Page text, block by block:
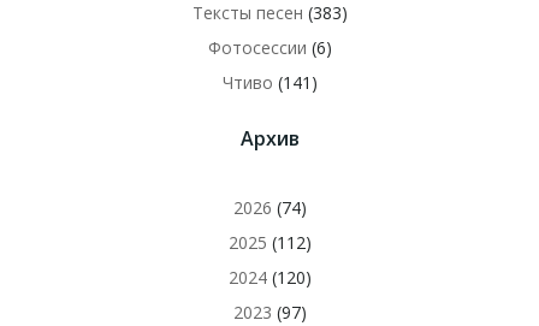
Тексты песен (383)
Фотосессии (6)
Чтиво (141)
Архив
2026 (74)
2025 (112)
2024(120)
2023 (97)